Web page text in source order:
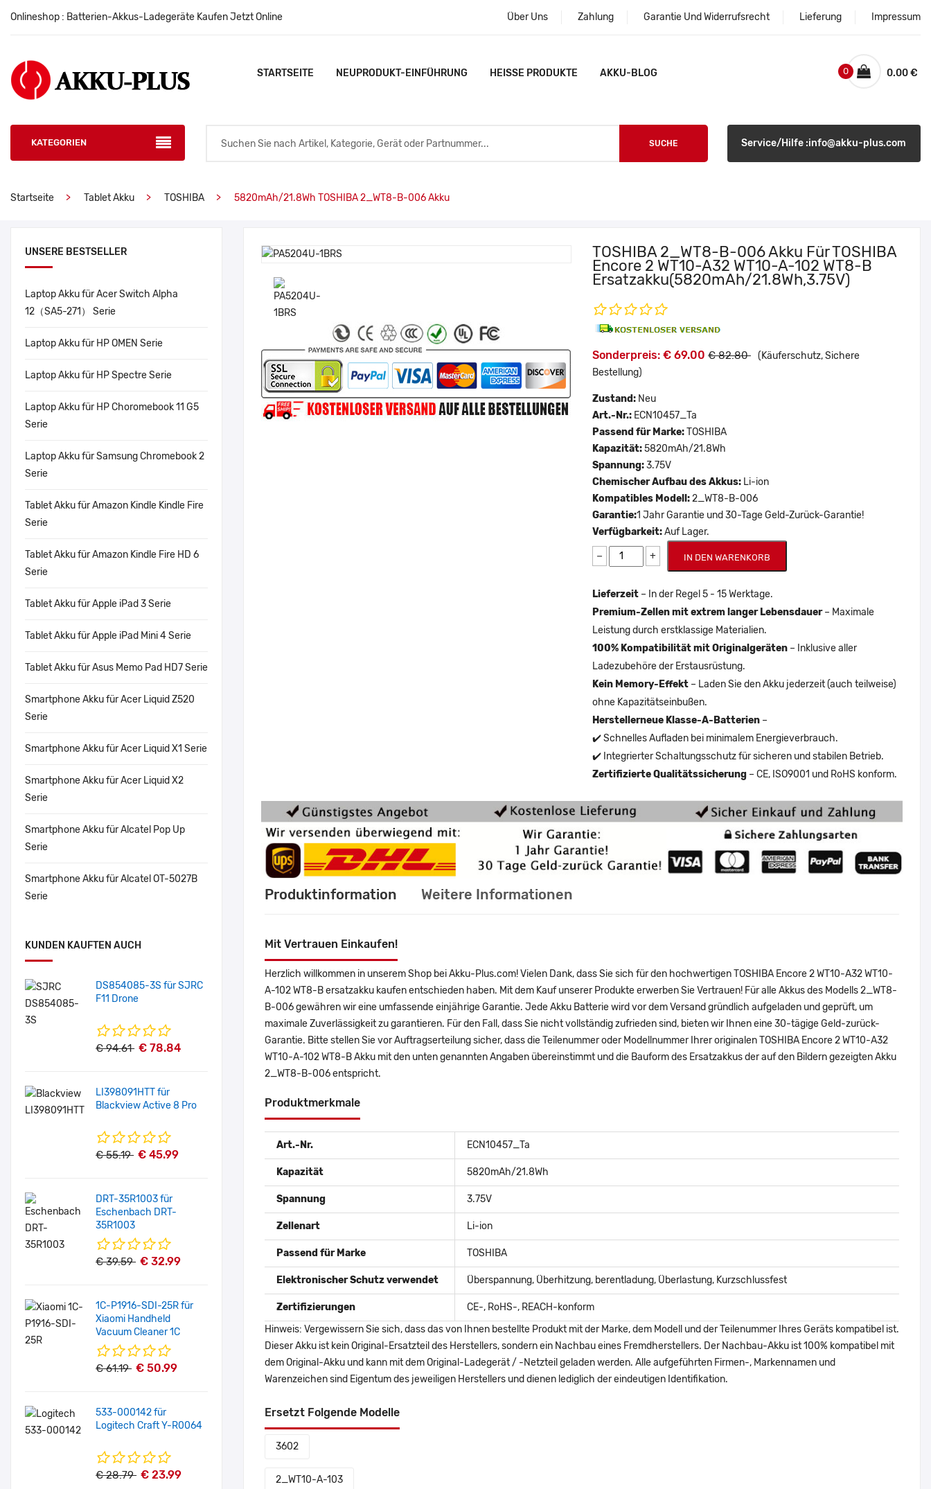
Onlineshop : Batterien-Akkus-Ladegeräte Kaufen Jetzt Online Über Uns Zahlung Garantie Und Widerrufsrecht Lieferung Impressum
STARTSEITE NEUPRODUKT-EINFÜHRUNG HEISSE PRODUKTE AKKU-BLOG 0.00 €
0
KATEGORIEN SUCHE Service/Hilfe :info@akku-plus.com
Startseite Tablet Akku TOSHIBA 5820mAh/21.8Wh TOSHIBA 2_WT8-B-006 Akku
UNSERE BESTSELLER
Laptop Akku für Acer Switch Alpha
12（SA5-271） Serie
Laptop Akku für HP OMEN Serie
Laptop Akku für HP Spectre Serie
Laptop Akku für HP Choromebook 11 G5
Serie
Laptop Akku für Samsung Chromebook 2
Serie
Tablet Akku für Amazon Kindle Kindle Fire
Serie
Tablet Akku für Amazon Kindle Fire HD 6
Serie
Tablet Akku für Apple iPad 3 Serie
Tablet Akku für Apple iPad Mini 4 Serie
Tablet Akku für Asus Memo Pad HD7 Serie
Smartphone Akku für Acer Liquid Z520
Serie
Smartphone Akku für Acer Liquid X1 Serie
Smartphone Akku für Acer Liquid X2
Serie
Smartphone Akku für Alcatel Pop Up
Serie
Smartphone Akku für Alcatel OT-5027B
Serie
KUNDEN KAUFTEN AUCH
DS854085-3S für SJRC
F11 Drone
€ 94.61 € 78.84
LI398091HTT für
Blackview Active 8 Pro
€ 55.19 € 45.99
DRT-35R1003 für
Eschenbach DRT-
35R1003
€ 39.59 € 32.99
1C-P1916-SDI-25R für
Xiaomi Handheld
Vacuum Cleaner 1C
€ 61.19 € 50.99
533-000142 für
Logitech Craft Y-R0064
€ 28.79 € 23.99
TOSHIBA 2_WT8-B-006 Akku Für TOSHIBA
Encore 2 WT10-A32 WT10-A-102 WT8-B
Ersatzakku(5820mAh/21.8Wh,3.75V)
Sonderpreis: € 69.00 € 82.80 (Käuferschutz, Sichere
Bestellung)
Zustand: Neu
Art.-Nr.: ECN10457_Ta
Passend für Marke:TOSHIBA
Kapazität:5820mAh/21.8Wh
Spannung:3.75V
Chemischer Aufbau des Akkus: Li-ion
Kompatibles Modell:2_WT8-B-006
Garantie:1 Jahr Garantie und 30-Tage Geld-Zurück-Garantie!
Verfügbarkeit:Auf Lager.
− + IN DEN WARENKORB
Lieferzeit – In der Regel 5 - 15 Werktage.
Premium-Zellen mit extrem langer Lebensdauer– Maximale
Leistung durch erstklassige Materialien.
100% Kompatibilität mit Originalgeräten – Inklusive aller
Ladezubehöre der Erstausrüstung.
Kein Memory-Effekt – Laden Sie den Akku jederzeit (auch teilweise)
ohne Kapazitätseinbußen.
Herstellerneue Klasse-A-Batterien –
✔️ Schnelles Aufladen bei minimalem Energieverbrauch.
✔️ Integrierter Schaltungsschutz für sicheren und stabilen Betrieb.
Zertifizierte Qualitätssicherung – CE, ISO9001 und RoHS konform.
Produktinformation Weitere Informationen
Mit Vertrauen Einkaufen!
Herzlich willkommen in unserem Shop bei Akku-Plus.com! Vielen Dank, dass Sie sich für den hochwertigen TOSHIBA Encore 2 WT10-A32 WT10-
A-102 WT8-B ersatzakku kaufen entschieden haben. Mit dem Kauf unserer Produkte erwerben Sie Vertrauen! Für alle Akkus des Modells 2_WT8-
B-006 gewähren wir eine umfassende einjährige Garantie. Jede Akku Batterie wird vor dem Versand gründlich aufgeladen und geprüft, um
maximale Zuverlässigkeit zu garantieren. Für den Fall, dass Sie nicht vollständig zufrieden sind, bieten wir Ihnen eine 30-tägige Geld-zurück-
Garantie. Bitte stellen Sie vor Auftragserteilung sicher, dass die Teilenummer oder Modellnummer Ihrer originalen TOSHIBA Encore 2 WT10-A32
WT10-A-102 WT8-B Akku mit den unten genannten Angaben übereinstimmt und die Bauform des Ersatzakkus der auf den Bildern gezeigten Akku
2_WT8-B-006 entspricht.
Produktmerkmale
Art.-Nr. ECN10457_Ta
Kapazität 5820mAh/21.8Wh
Spannung 3.75V
Zellenart Li-ion
Passend für Marke TOSHIBA
Elektronischer Schutz verwendet Überspannung, Überhitzung, berentladung, Überlastung, Kurzschlussfest
Zertifizierungen
CE-, RoHS-, REACH-konform
Hinweis: Vergewissern Sie sich, dass das von Ihnen bestellte Produkt mit der Marke, dem Modell und der Teilenummer Ihres Geräts kompatibel ist.
Dieser Akku ist kein Original-Ersatzteil des Herstellers, sondern ein Nachbau eines Fremdherstellers. Der Nachbau-Akku ist 100% kompatibel mit
dem Original-Akku und kann mit dem Original-Ladegerät / -Netzteil geladen werden. Alle aufgeführten Firmen-, Markennamen und
Warenzeichen sind Eigentum des jeweiligen Herstellers und dienen lediglich der eindeutigen Identifikation.
Ersetzt Folgende Modelle
3602
2_WT10-A-103